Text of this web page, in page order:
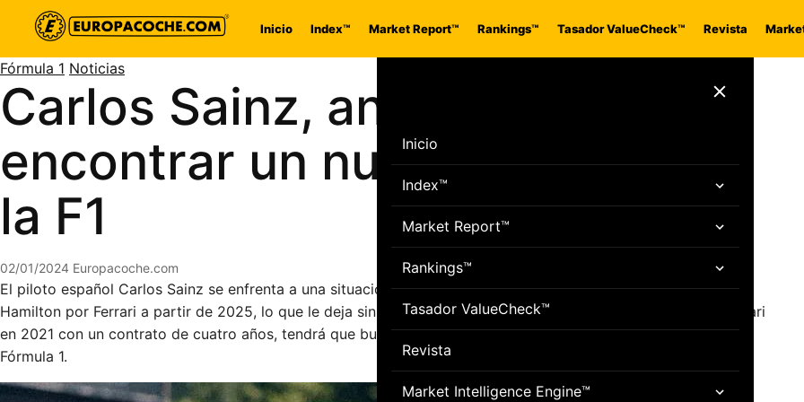
Saltar al contenido
Inicio Index™ Market Report™ Rankings™ Tasador ValueCheck™ Revista
Cerrar menú
Inicio
Index™
Market Report™
Rankings™
Tasador ValueCheck™
Revista
Market Intelligence Engine™
Fórmula 1 Noticias
Carlos Sainz, ante el reto de
encontrar un nuevo destino en
la F1
02/01/2024 Europacoche.com
El piloto español Carlos Sainz se enfrenta a una situación complicada tras el anuncio del fichaje de Lewis
Hamilton por Ferrari a partir de 2025, lo que le deja sin asiento en la escudería italiana. Sainz, que llegó a Ferrari
en 2021 con un contrato de cuatro años, tendrá que buscar un nuevo equipo para continuar su carrera en la
Fórmula 1.